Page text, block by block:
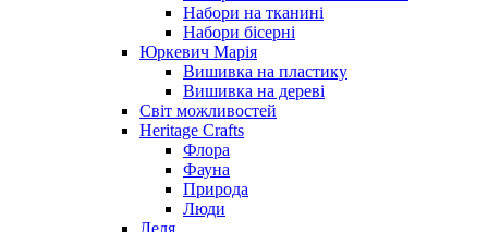
Набори на тканині
Набори бісерні
Юркевич Марія
Вишивка на пластику
Вишивка на дереві
Світ можливостей
Heritage Crafts
Флора
Фауна
Природа
Люди
Леля